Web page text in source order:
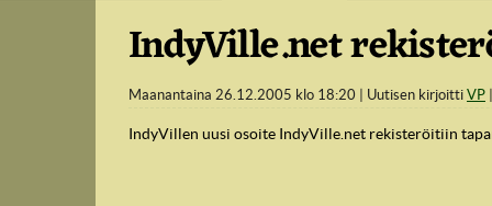
IndyVille.net
Maanantaina 26.12.2005 klo 18:20 Uutisen kirjoitti VP
IndyVillen uusi osoite IndyVille.net rekisteröitiin